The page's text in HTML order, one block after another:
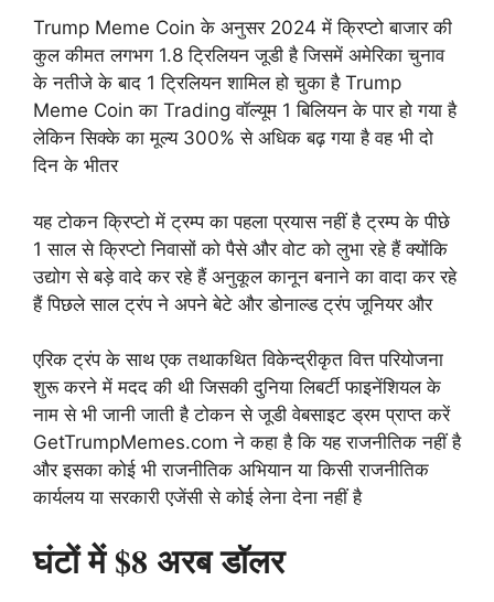
Trump Meme Coin के अनुसर 2024 में क्रिप्टो बाजार की
कुल कीमत लगभग 1.8 ट्रिलियन जूडी है जिसमें अमेरिका चुनाव
के नतीजे के बाद 1 ट्रिलियन शामिल हो चुका है Trump
Meme Coin का Trading वॉल्यूम 1 बिलियन के पार हो गया है
लेकिन सिक्के का मूल्य 300% से अधिक बढ़ गया है वह भी दो
दिन के भीतर
यह टोकन क्रिप्टो में ट्रम्प का पहला प्रयास नहीं है ट्रम्प के पीछे
1 साल से क्रिप्टो निवासों को पैसे और वोट को लुभा रहे हैं क्योंकि
उद्योग से बड़े वादे कर रहे हैं अनुकूल कानून बनाने का वादा कर रहे
हैं पिछले साल ट्रंप ने अपने बेटे और डोनाल्ड ट्रंप जूनियर और
एरिक ट्रंप के साथ एक तथाकथित विकेन्द्रीकृत वित्त परियोजना
शुरू करने में मदद की थी जिसकी दुनिया लिबर्टी फाइनेंशियल के
नाम से भी जानी जाती है टोकन से जूडी वेबसाइट ड्रम प्राप्त करें
GetTrumpMemes.com ने कहा है कि यह राजनीतिक नहीं है
और इसका कोई भी राजनीतिक अभियान या किसी राजनीतिक
कार्यलय या सरकारी एजेंसी से कोई लेना देना नहीं है
घंटों में $8 अरब डॉलर